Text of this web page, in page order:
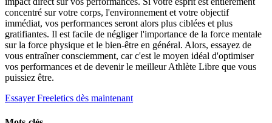
concentré sur votre corps, l'environnement et votre objectif
immédiat, vos performances seront alors plus ciblées et plus
gratifiantes. Il est facile de négliger l'importance de la force mentale
sur la force physique et le bien-être en général. Alors, essayez de
vous entraîner consciemment, car c'est le moyen idéal d'optimiser
vos performances et de devenir le meilleur Athlète Libre que vous
puissiez être.
Essayer Freeletics dès maintenant